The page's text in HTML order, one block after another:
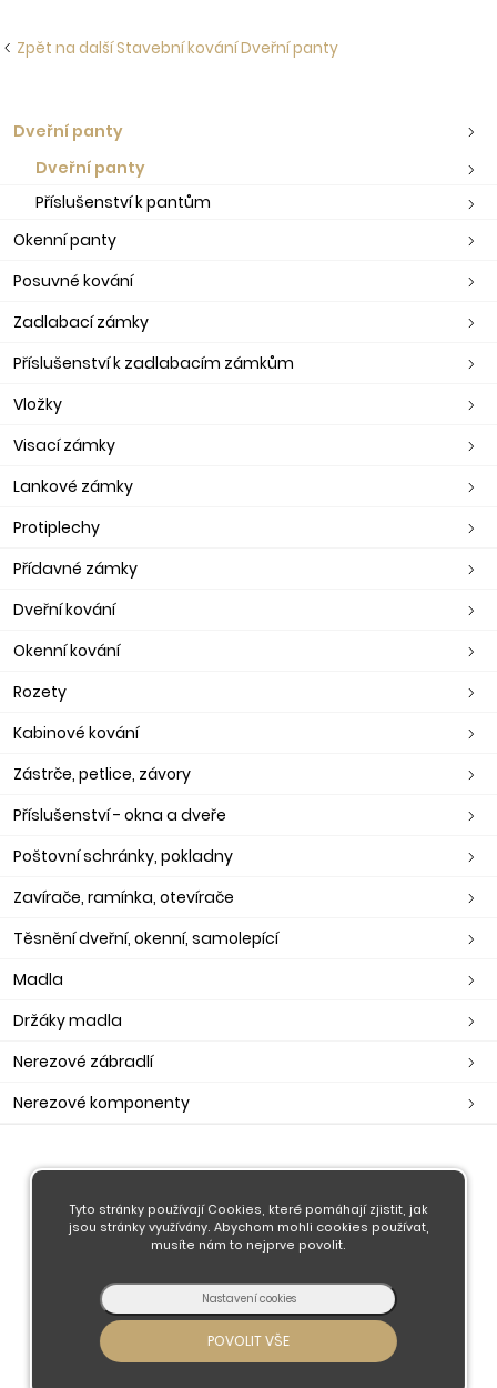
Zpět na další Stavební kování Dveřní panty
Dveřní panty
Dveřní panty
Příslušenství k pantům
Okenní panty
Posuvné kování
Zadlabací zámky
Příslušenství k zadlabacím zámkům
Vložky
Visací zámky
Lankové zámky
Protiplechy
Přídavné zámky
Dveřní kování
Okenní kování
Rozety
Kabinové kování
Zástrče, petlice, závory
Příslušenství - okna a dveře
Poštovní schránky, pokladny
Zavírače, ramínka, otevírače
Těsnění dveřní, okenní, samolepící
Madla
Držáky madla
Nerezové zábradlí
Nerezové komponenty
Obchodní podmínky
Doprava a platba
Kontaktujte nás
Tyto stránky používají Cookies, které pomáhají zjistit, jak
jsou stránky využívány. Abychom mohli cookies používat,
musíte nám to nejprve povolit.